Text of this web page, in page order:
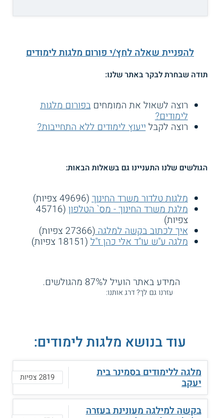
להפניית שאלה לחץ/י פורום מלגות לימודים
תודה שבחרת לבקר באתר שלנו:
רוצה לשאול את המומחיםבפורום מלגות
לימודים?
רוצה לקבלייעוץ לימודים ללא התחייבות?
הגולשים שלנו התעניינו גם בשאלות הבאות:
מלגות טלדור משרד החינוך(49696 צפיות)
מלגת משרד החינוך - מס` הטלפון (45716
צפיות)
איך לכתוב בקשה למלגה(27366 צפיות)
מלגה ע"ש עו"ד אלי כהן ז"ל(18151 צפיות)
המידע באתר הועיל ל87% מהגולשים.
עזרנו גם לך? דרג אותנו:
עוד בנושא מלגות לימודים:
מלגה ללימודים בסמינר בית
יעקב 2819 צפיות
בקשה למילגה מעונינת בעזרה